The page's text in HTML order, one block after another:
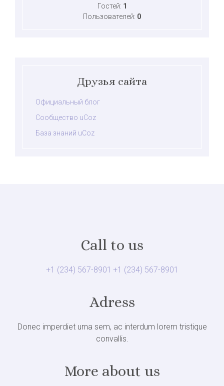
Гостей: 1
Пользователей: 0
Друзья сайта
Официальный блог
Сообщество uCoz
База знаний uCoz
Call to us
+1 (234) 567-8901 +1 (234) 567-8901
Adress
Donec imperdiet urna sem, ac interdum lorem tristique
convallis.
More about us